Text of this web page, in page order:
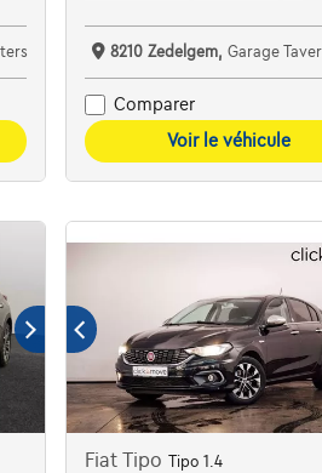
8210 Zedelgem, Garage
Comparer
Voir le véhicule
Fiat Tipo Tipo 1.4